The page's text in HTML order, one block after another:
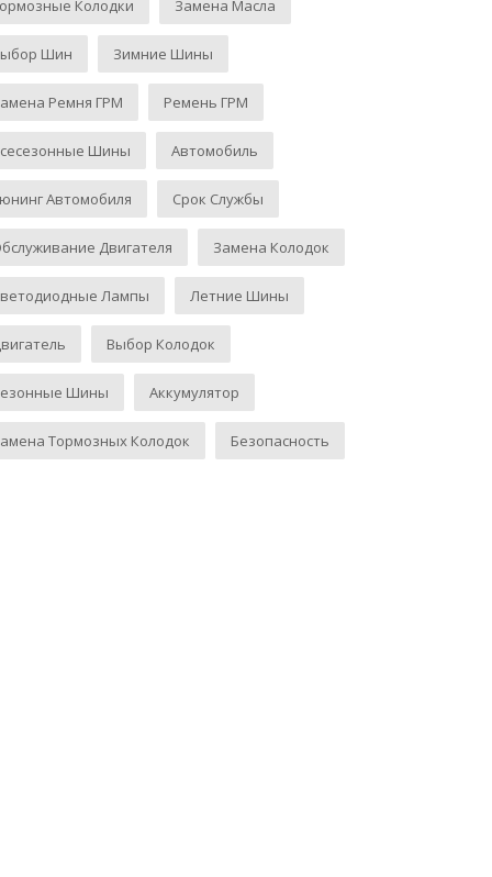
Колодки Замена Масла
Шин Зимние Шины
Ремня ГРМ Ремень ГРМ
Шины Автомобиль
Автомобиля Срок Службы
Двигателя Замена Колодок
Лампы Летние Шины
Выбор Колодок
Шины Аккумулятор
Тормозных Колодок Безопасность